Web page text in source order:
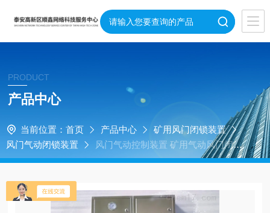
PRODUCT
产品中心
当前位置： 首页 产品中心
矿用风门闭锁装置
风门气动闭锁装置
风门气动控制装置 矿用气动风门闭锁
装置